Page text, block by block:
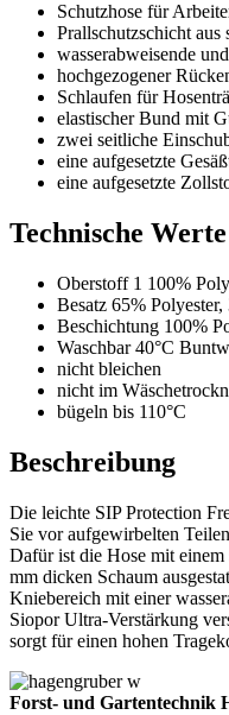
Schutzhose für
Prallschutzschicht aus
wasserabweisende
hochgezogener
Schlaufen für
elastischer Bund mit
zwei seitliche
eine aufgesetzte
eine aufgesetzte
Technische Werte
Oberstoff 1 100%
Besatz 65%
Beschichtung 100%
Waschbar 40°C
nicht bleichen
nicht im
bügeln bis 110°C
Beschreibung
Die leichte SIP Protection
Sie vor aufgewirbelten
Dafür ist die Hose mit
mm dicken Schaum
Kniebereich mit einer
Siopor Ultra-Verstärkung
sorgt für einen hohen
Forst- und Gartentechnik